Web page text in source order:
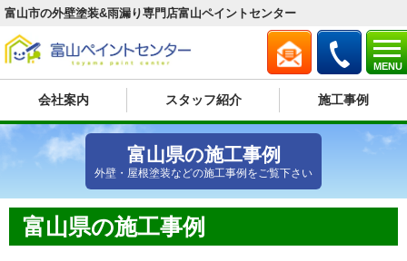
MENU
富山市の外壁塗装&雨漏り専門店富山ペイントセンター
会社案内 スタッフ紹介 施工事例
富山県の施工事例
外壁・屋根塗装などの施工事例をご覧下さい
富山県の施工事例